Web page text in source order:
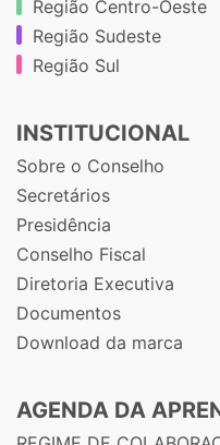
Região Centro-Oeste
Região Sudeste
Região Sul
INSTITUCIONAL
Sobre o Conselho
Secretários
Presidência
Conselho Fiscal
Diretoria Executiva
Documentos
Download da marca
AGENDA DA